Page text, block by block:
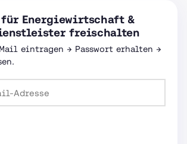
für Energiewirtschaft &
freischalten
eintragen → Passwort erhalten →